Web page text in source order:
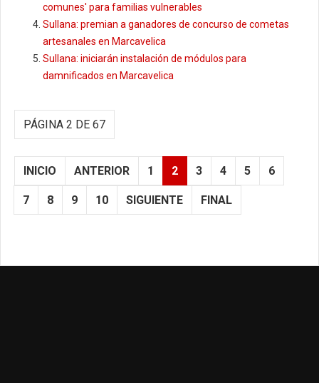
comunes' para familias vulnerables
Sullana: premian a ganadores de concurso de cometas
artesanales en Marcavelica
Sullana: iniciarán instalación de módulos para
damnificados en Marcavelica
PÁGINA 2 DE 67
INICIO ANTERIOR 1 2 3 4 5 6
7 8 9 10 SIGUIENTE FINAL